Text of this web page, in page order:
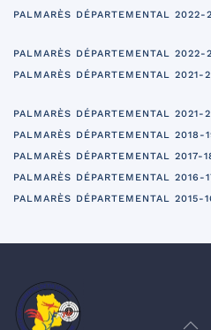
PALMARÈS DÉPARTEMENTAL 2022-
PALMARÈS DÉPARTEMENTAL 2022-
PALMARÈS DÉPARTEMENTAL 2021-
PALMARÈS DÉPARTEMENTAL 2021-
PALMARÈS DÉPARTEMENTAL 2018-
PALMARÈS DÉPARTEMENTAL 2017-
PALMARÈS DÉPARTEMENTAL 2016-
PALMARÈS DÉPARTEMENTAL 2015-